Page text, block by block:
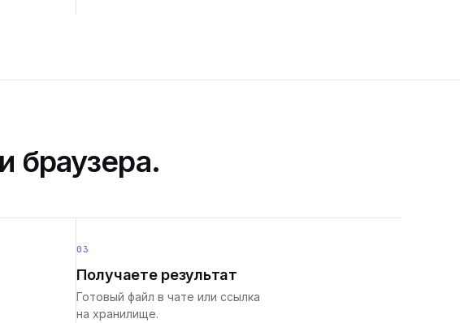
браузера.
03
Получаете результат
Готовый файл в чате или ссылка
на хранилище.